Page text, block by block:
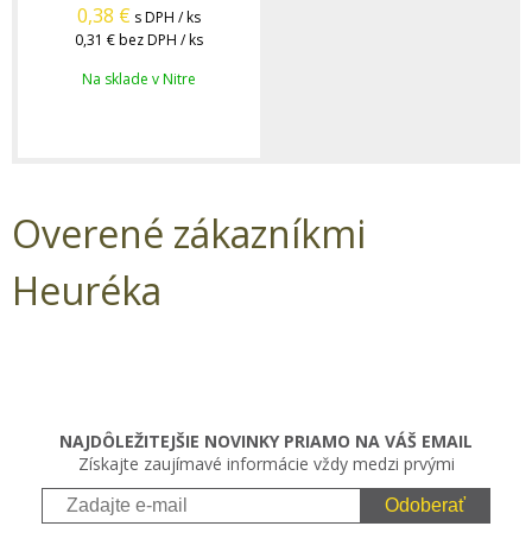
0,38 € s DPH / ks
0,31 €bez DPH / ks
Na sklade v Nitre
Overené zákazníkmi
Heuréka
NAJDÔLEŽITEJŠIE NOVINKY PRIAMO NA VÁŠ EMAIL
Získajte zaujímavé informácie vždy medzi prvými
Odoberať